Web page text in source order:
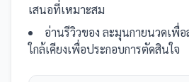
เสนอที่เหมาะสม
อ่านรีวิวของ ละมุนกายนวดเพื่
ใกล้เคียงเพื่อประกอบการตัดสินใจ